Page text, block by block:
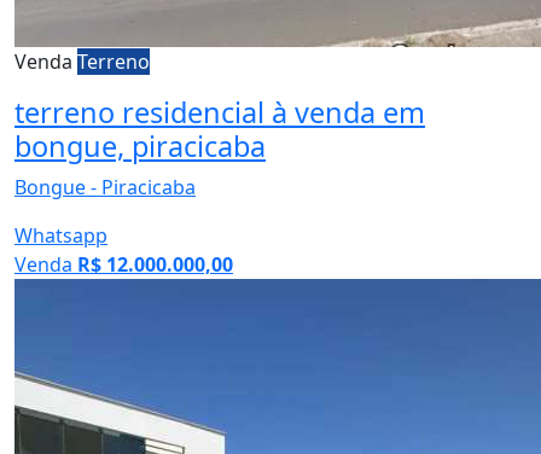
Venda Terreno
terreno residencial à venda em
bongue, piracicaba
Bongue - Piracicaba
Whatsapp
Venda R$ 12.000.000,00